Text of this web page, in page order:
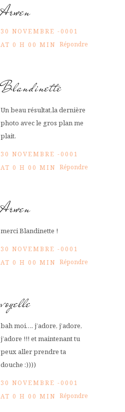
Arwen
30 NOVEMBRE -0001
AT 0 H 00 MIN Répondre
Blandinette
Un beau résultat,la dernière
photo avec le gros plan me
plait.
30 NOVEMBRE -0001
AT 0 H 00 MIN Répondre
Arwen
merci Blandinette !
30 NOVEMBRE -0001
AT 0 H 00 MIN Répondre
voyelle
bah moi…. j’adore, j’adore,
j’adore !!! et maintenant tu
peux aller prendre ta
douche :))))
30 NOVEMBRE -0001
AT 0 H 00 MIN Répondre